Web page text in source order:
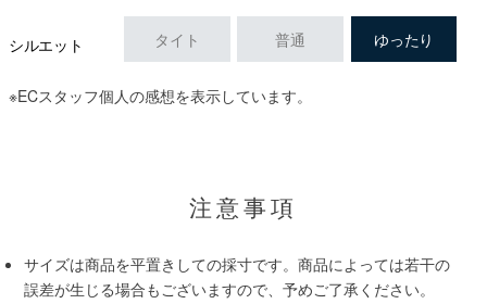
シルエット タイト 普通 ゆったり
※ECスタッフ個人の感想を表示しています。
注意事項
サイズは商品を平置きしての採寸です。商品によっては若干の
誤差が生じる場合もございますので、予めご了承ください。